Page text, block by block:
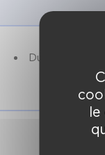
Durée : 1h30.